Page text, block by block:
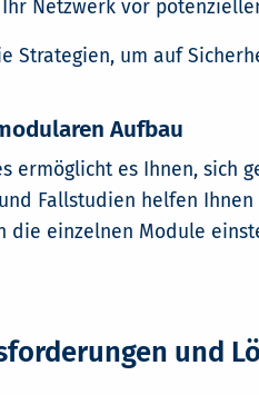
Netzwerk vor
Strategien, um auf
Aufbau
ermöglicht es Ihnen,
Fallstudien helfen
einzelnen Module
und